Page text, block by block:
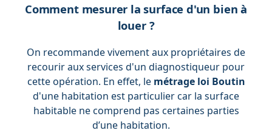
Comment mesurer la surface d'un bien à
louer ?
On recommande vivement aux propriétaires de
recourir aux services d'un diagnostiqueur pour
cette opération. En effet, le métrage loi Boutin
d'une habitation est particulier car la surface
habitable ne comprend pas certaines parties
d’une habitation.